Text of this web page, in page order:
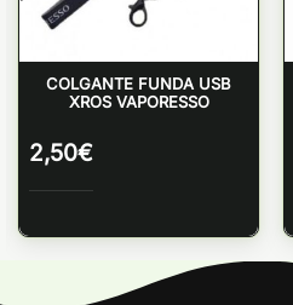
COLGANTE FUNDA USB
XROS VAPORESSO
2,50€